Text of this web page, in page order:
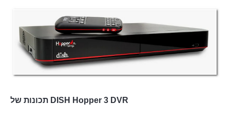
תכונות של DISH Hopper 3 DVR